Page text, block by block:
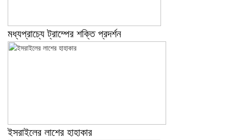
মধ্যপ্রাচ্যে ট্রাম্পের শক্তি প্রদর্শন
ইসরাইলের লাশের হাহাকার